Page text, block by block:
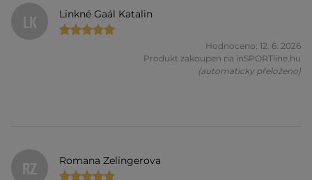
LK Linkné Gaál Katalin
Hodnoceno: 12. 6. 2026
Produkt zakoupen na inSPORTline.hu
(automaticky přeloženo)
RZ Romana Zelingerova